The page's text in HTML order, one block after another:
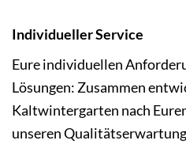
Individueller Service
Eure individuellen
Lösungen: Zusammen
Kaltwintergarten nach
unseren